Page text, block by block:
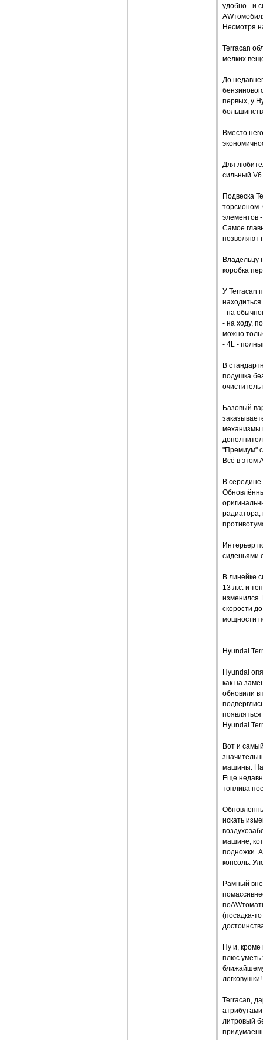
удобно - и
Несмотря
Terracan
мелких
До
первых, у
Вместо
Для
сильный V6.
Подвеска
торсионом.
элементов
Самое
позволяют
Владельцу
коробка
У Terracan
- на
- на ходу,
можно
- 4L -
В
подушка
Базовый
механизмы
"Премиум"
Всё в этом
В
радиатора,
Интерьер
сиденьями
В линейке
13 л.с. и
изменился.
скорости
мощности
Hyundai
Hyundai
как на
обновили
Hyundai
Вот и
машины. На
Еще
топлива
искать
машине,
подножки.
консоль.
Рамный
(посадка-
Ну и,
плюс уметь
легковушки!
Terracan,
литровый